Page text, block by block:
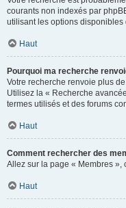
courants non indexés par
utilisant les options
Haut
Pourquoi ma recherche
Votre recherche renvoie plus
Utilisez la « Recherche
termes utilisés et des forums
Haut
Comment rechercher des
Allez sur la page « Membres
Haut